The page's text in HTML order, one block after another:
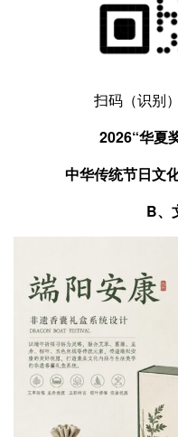
扫码（识别
2026“华夏
中华传统节日文
B、